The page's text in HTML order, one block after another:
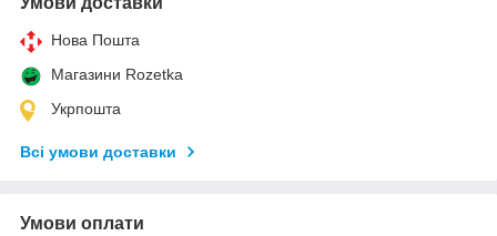
Нова Пошта
Магазини Rozetka
Укрпошта
Всі умови доставки
Умови оплати